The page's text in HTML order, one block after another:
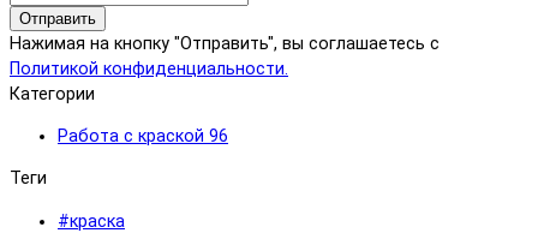
Отправить
Нажимая на кнопку "Отправить", вы соглашаетесь с
Политикой конфиденциальности.
Категории
Работа с краской 96
Теги
#краска